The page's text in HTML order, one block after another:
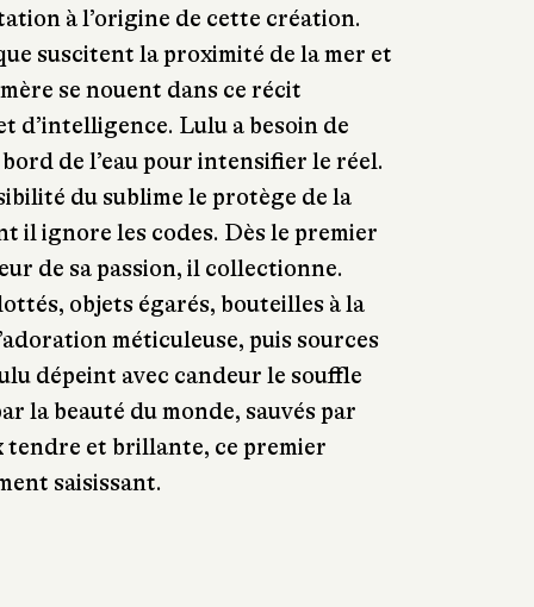
à l’origine de cette création.
suscitent la proximité de la mer et
se nouent dans ce récit
d’intelligence. Lulu a besoin de
de l’eau pour intensifier le réel.
du sublime le protège de la
il ignore les codes. Dès le premier
de sa passion, il collectionne.
objets égarés, bouteilles à la
méticuleuse, puis sources
dépeint avec candeur le souffle
la beauté du monde, sauvés par
tendre et brillante, ce premier
saisissant.